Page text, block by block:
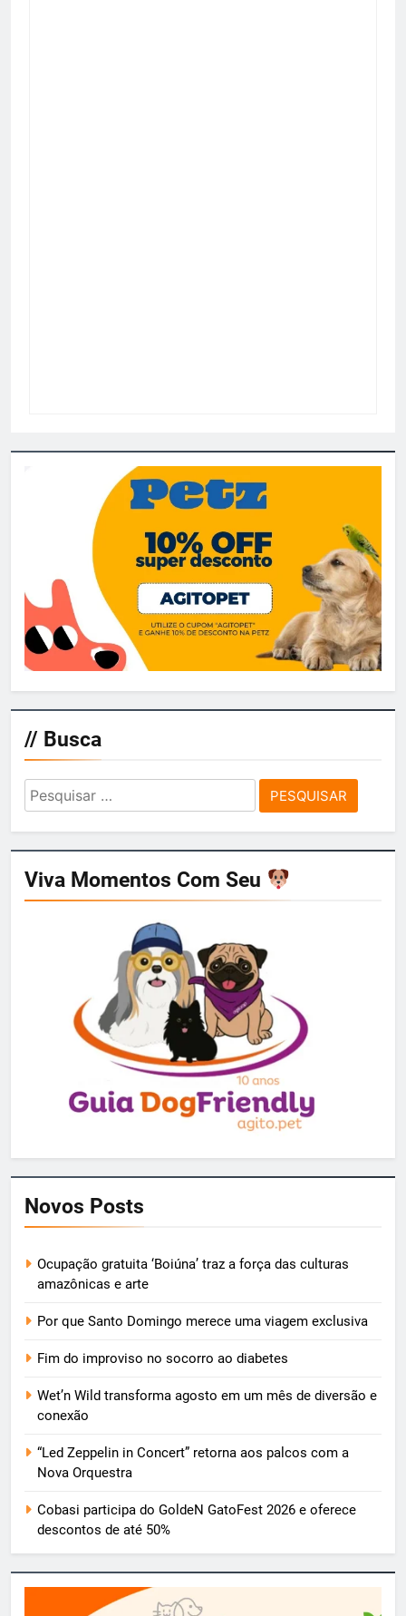
// Busca
Pesquisar
por:
Viva Momentos Com Seu
Novos Posts
Ocupação gratuita ‘Boiúna’ traz a força das culturas
amazônicas e arte
Por que Santo Domingo merece uma viagem exclusiva
Fim do improviso no socorro ao diabetes
Wet’n Wild transforma agosto em um mês de diversão e
conexão
“Led Zeppelin in Concert” retorna aos palcos com a
Nova Orquestra
Cobasi participa do GoldeN GatoFest 2026 e oferece
descontos de até 50%